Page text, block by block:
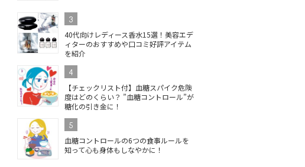
3
40代向けレディース香水15選！美容エデ
ィターのおすすめや口コミ好評アイテム
を紹介
4
【チェックリスト付】血糖スパイク危険
度はどのくらい？ ”血糖コントロール”が
糖化の引き金に！
5
血糖コントロールの6つの食事ルールを
知って心も身体もしなやかに！